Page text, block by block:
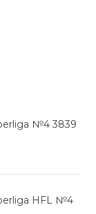
№4 3839
HFL №4